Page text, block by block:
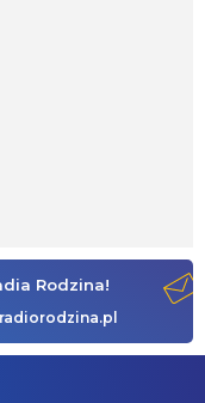
Rodzina!